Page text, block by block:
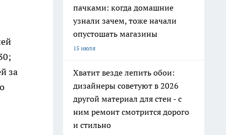
за
пачками: когда домашние
узнали зачем, тоже начали
опустошать магазины
15 июля
Хватит везде лепить обои:
дизайнеры советуют в 2026
другой материал для стен - с
ним ремонт смотрится дорого
и стильно